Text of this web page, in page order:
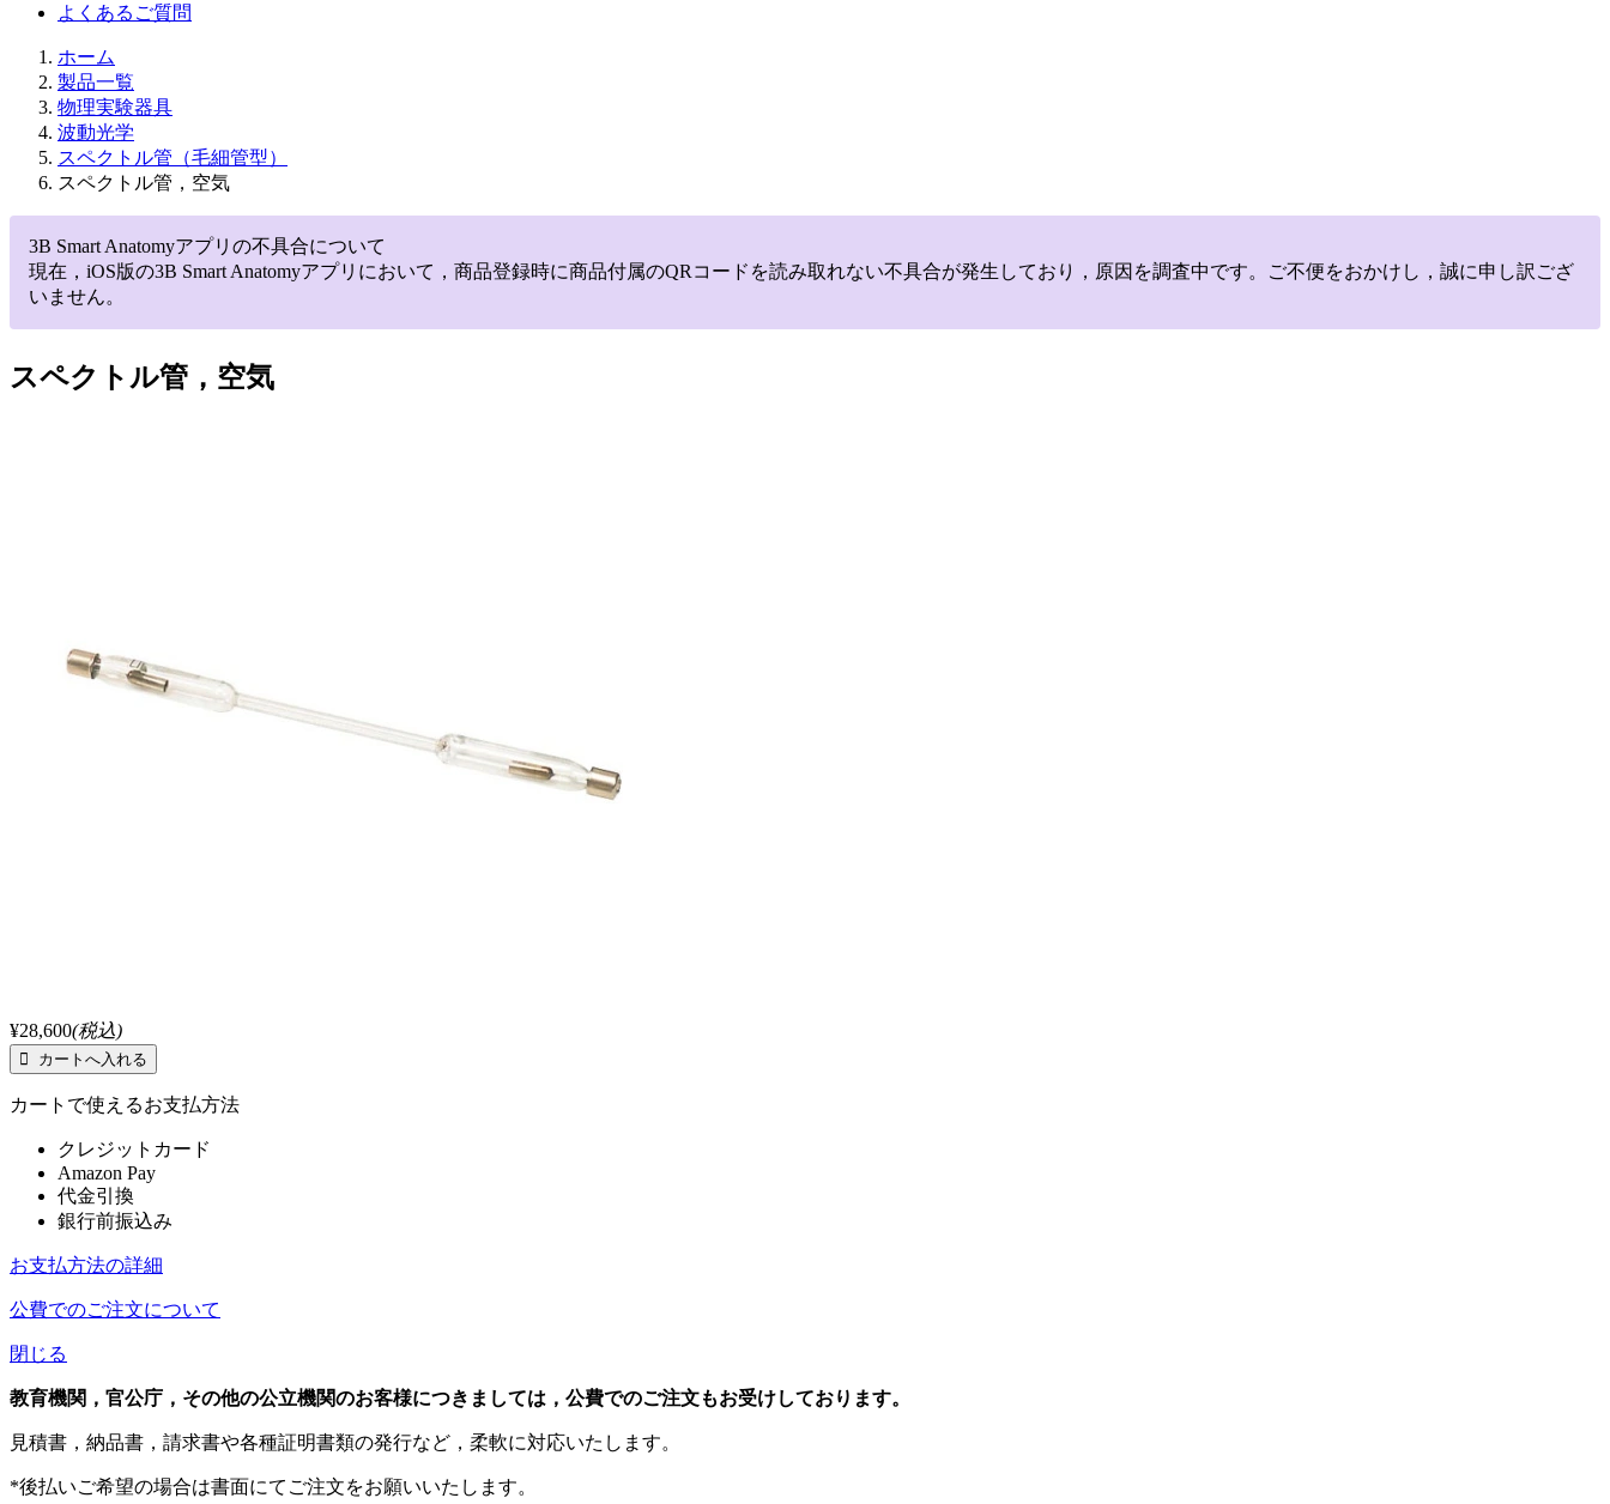
よくあるご質問
ホーム
製品一覧
物理実験器具
波動光学
スペクトル管（毛細管型）
スペクトル管，空気
3B Smart Anatomyアプリの不具合について
現在，iOS版の3B Smart Anatomyアプリにおいて，商品登録時に商品付属のQRコードを読み取れない不具合が発生しており，原因を調査中です。ご不便をおかけし，誠に申し訳ござ
いません。
スペクトル管，空気
¥28,600(税込)
カートで使えるお支払方法
クレジットカード
Amazon Pay
代金引換
銀行前振込み
お支払方法の詳細
公費でのご注文について
閉じる
教育機関，官公庁，その他の公立機関のお客様につきましては，公費でのご注文もお受けしております。
見積書，納品書，請求書や各種証明書類の発行など，柔軟に対応いたします。
*後払いご希望の場合は書面にてご注文をお願いいたします。